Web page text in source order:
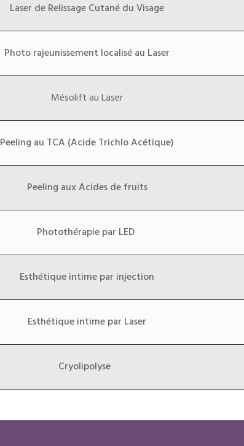
Laser de Relissage Cutané du Visage
Photo rajeunissement localisé au Laser
Mésolift au Laser
Peeling au TCA (Acide Trichlo Acétique)
Peeling aux Acides de fruits
Photothérapie par LED
Esthétique intime par injection
Esthétique intime par Laser
Cryolipolyse